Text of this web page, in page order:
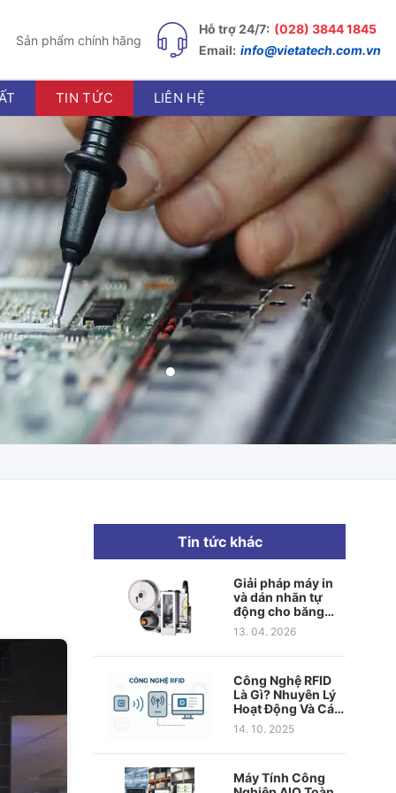
Sản phẩm chính hãng
Hỗ trợ 24/7: (028) 3844 1845
Email: info@vietatech.com.vn
TIN TỨC LIÊN HỆ
Tin tức khác
Giải pháp máy in
và dán nhãn tự
động cho băng
chuyền hiệu quả
13. 04. 2026
Công Nghệ RFID
Là Gì? Nhuyên Lý
Hoạt Động Và Các
Chuẩn Tần Số Phổ
Biến
14. 10. 2025
Máy Tính Công